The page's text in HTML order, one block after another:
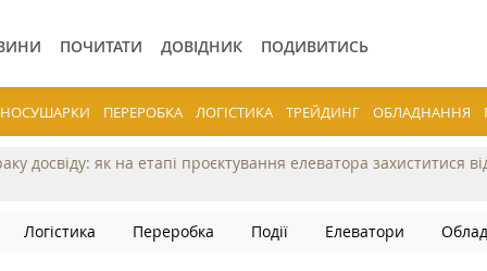
ПОЧИТАТИ ДОВІДНИК ПОДИВИТИСЬ
ПЕРЕРОБКА ЛОГІСТИКА ТРЕЙДИНГ ОБЛАДНАННЯ
досвіду: як на етапі проєктування елеватора захиститися
Логістика Переробка Події Елеватори